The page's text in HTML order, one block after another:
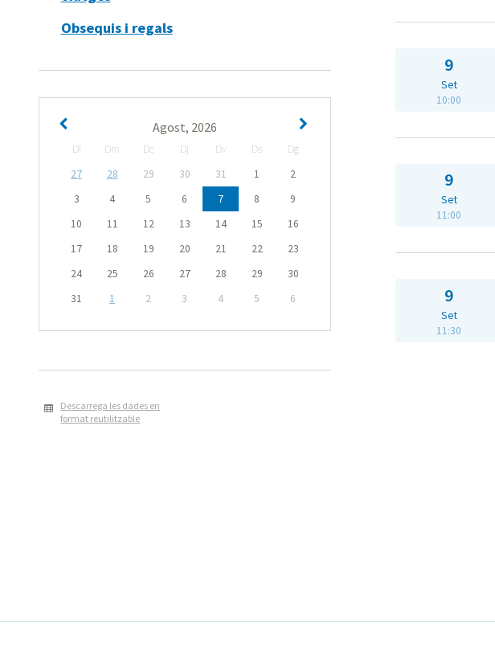
Obsequis i regals
Agost, 2026
Dl Dm Dc Dj Dv Ds
Dg
27
28 29 30 31 1
2
3
4 5 6 7 8
9
10
11 12 13 14 15
16
17
18 19 20 21 22
23
24
25 26 27 28 29
30
31
1 2 3 4 5 6
Descarrega les dades en
format reutilitzable
9
Set
10:00
9
Set
11:00
9
Set
11:30